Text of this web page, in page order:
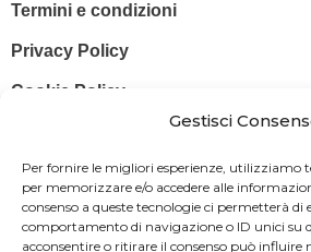
Gestisci
Per fornire le migliori esperienze, utilizziamo
per memorizzare e/o accedere alle
consenso a queste tecnologie ci permetterà di
comportamento di navigazione o ID unici su
acconsentire o ritirare il consenso può influire
Termini e condizioni
Privacy Policy
Cookie Policy
Legale: Via Silvio Pellico, 43 97015
01470350883